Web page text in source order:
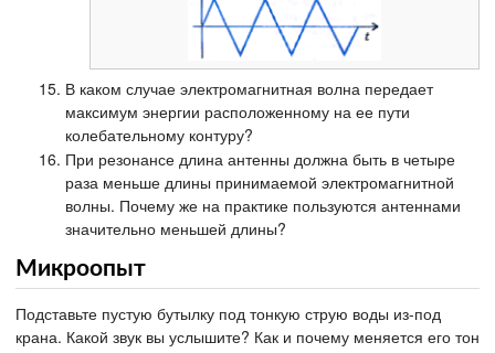
В каком случае электромагнитная волна передает
максимум энергии расположенному на ее пути
колебательному контуру?
При резонансе длина антенны должна быть в четыре
раза меньше длины принимаемой электромагнитной
волны. Почему же на практике пользуются антеннами
значительно меньшей длины?
Микроопыт
Подставьте пустую бутылку под тонкую струю воды из-под
крана. Какой звук вы услышите? Как и почему меняется его тон